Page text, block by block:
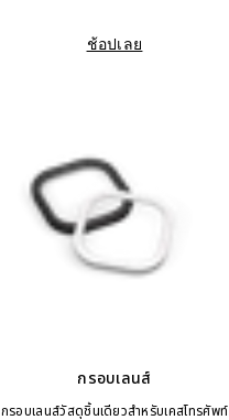
ช้อปเลย
กรอบเลนส์
กรอบเลนส์วัสดุชิ้นเดียวสำหรับเคสโทรศัพท์